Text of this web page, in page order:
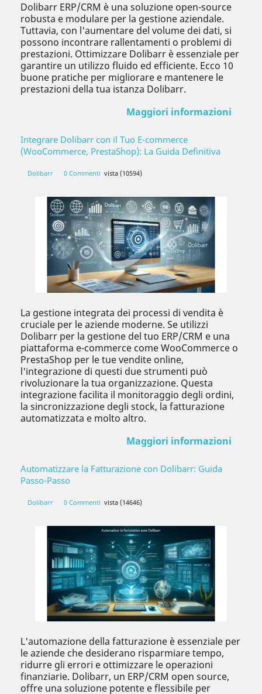
Dolibarr ERP/CRM è una soluzione open-source
robusta e modulare per la gestione aziendale.
Tuttavia, con l'aumentare del volume dei dati, si
possono incontrare rallentamenti o problemi di
prestazioni. Ottimizzare Dolibarr è essenziale per
garantire un utilizzo fluido ed efficiente. Ecco 10
buone pratiche per migliorare e mantenere le
prestazioni della tua istanza Dolibarr.
Maggiori informazioni
Integrare Dolibarr con il Tuo E-commerce
(WooCommerce, PrestaShop): La Guida Definitiva
Dolibarr 0 Commenti vista (10594)
La gestione integrata dei processi di vendita è
cruciale per le aziende moderne. Se utilizzi
Dolibarr per la gestione del tuo ERP/CRM e una
piattaforma e-commerce come WooCommerce o
PrestaShop per le tue vendite online,
l'integrazione di questi due strumenti può
rivoluzionare la tua organizzazione. Questa
integrazione facilita il monitoraggio degli ordini,
la sincronizzazione degli stock, la fatturazione
automatizzata e molto altro.
Maggiori informazioni
Automatizzare la Fatturazione con Dolibarr: Guida
Passo-Passo
Dolibarr 0 Commenti vista (14646)
L'automazione della fatturazione è essenziale per
le aziende che desiderano risparmiare tempo,
ridurre gli errori e ottimizzare le operazioni
finanziarie. Dolibarr, un ERP/CRM open source,
offre una soluzione potente e flessibile per